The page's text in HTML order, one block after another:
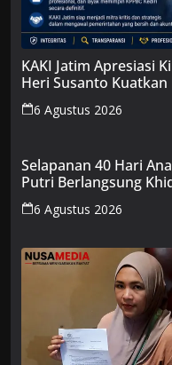
KAKI Jatim Apresiasi
Heri Susanto
Bersih
6 Agustus 2026
Selapanan 40 Hari
Putri Berlangsung
6 Agustus 2026